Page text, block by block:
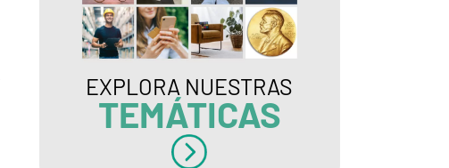
EXPLORA NUESTRAS
TEMÁTICAS